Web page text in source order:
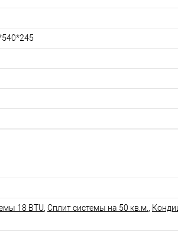
18 BTU, Сплит системы на 50 кв.м.,